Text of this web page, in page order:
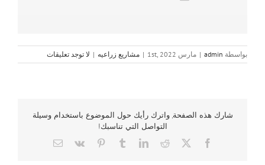
بواسطة admin
| مارس 1st, 2022 | مشاريع زراعيه | لا توجد تعليقات
شارك هذه الصفحة, واترك رأيك حول الموضوع باستخدام وسيلة
التواصل التي تناسبك!
Facebook
X
Reddit
LinkedIn
Tumblr
Pinterest
Vk
Email